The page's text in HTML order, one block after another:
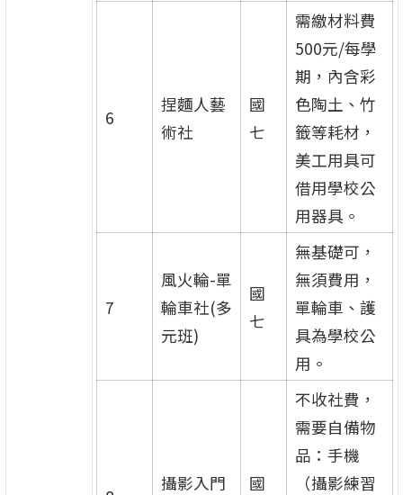
6
捏麵人藝
術社
國
七
需繳材料費
500元/每學
期，內含彩
色陶土、竹
籤等耗材，
美工用具可
借用學校公
用器具。
7
風火輪-單
輪車社(多
元班)
國
七
無基礎可，
無須費用，
單輪車、護
具為學校公
用。
攝影入門 國
不收社費，
需要自備物
品：手機
（攝影練習